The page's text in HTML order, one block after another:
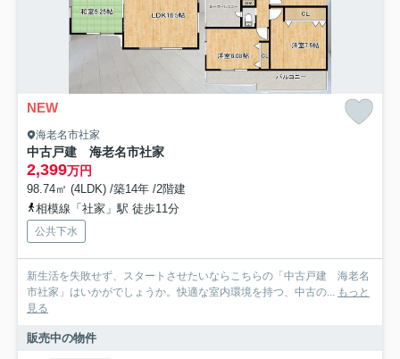
NEW
海老名市社家
中古戸建 海老名市社家
2,399万円
98.74㎡ (4LDK) /築14年 /2階建
相模線「社家」駅 徒歩11分
公共下水
新生活を失敗せず、スタートさせたいならこちらの「中古戸建 海老名
市社家」はいかがでしょうか。快適な室内環境を持つ、中古の... もっと
見る
販売中の物件